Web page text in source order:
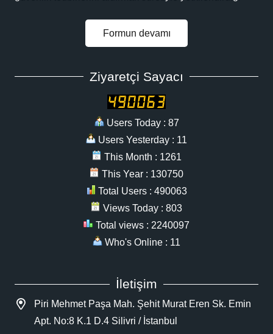
Formun devamı
Ziyaretçi Sayacı
Users Today : 87
Users Yesterday : 11
This Month : 1261
This Year : 130750
Total Users : 490063
Views Today : 803
Total views : 2240097
Who's Online : 11
İletişim
Piri Mehmet Paşa Mah. Şehit Murat Eren Sk. Emin
Apt. No:8 K.1 D.4 Silivri / İstanbul